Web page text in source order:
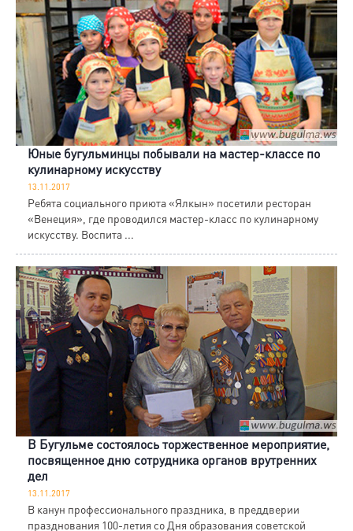
Юные бугульминцы побывали на мастер-классе по
кулинарному искусству
13.11.2017
Ребята социального приюта «Ялкын» посетили ресторан
«Венеция», где проводился мастер-класс по кулинарному
искусству. Воспита ...
В Бугульме состоялось торжественное мероприятие,
посвященное дню сотрудника органов врутренних
дел
13.11.2017
В канун профессионального праздника, в преддверии
празднования 100-летия со Дня образования советской